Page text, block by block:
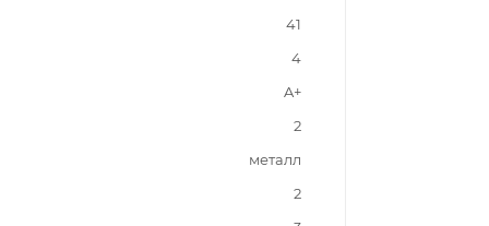
41
4
A+
2
металл
2